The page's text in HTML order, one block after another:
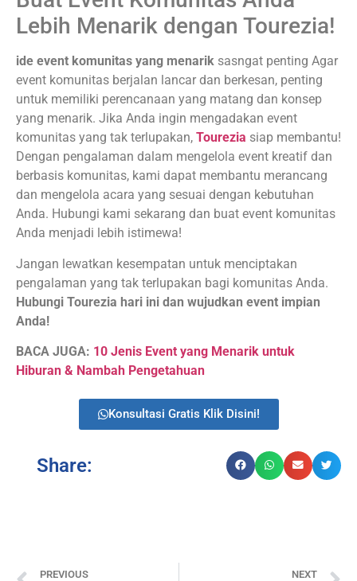
Lebih Menarik dengan Tourezia!
ide event komunitas yang menarik sasngat penting Agar
event komunitas berjalan lancar dan berkesan, penting
untuk memiliki perencanaan yang matang dan konsep
yang menarik. Jika Anda ingin mengadakan event
komunitas yang tak terlupakan, Tourezia siap membantu!
Dengan pengalaman dalam mengelola event kreatif dan
berbasis komunitas, kami dapat membantu merancang
dan mengelola acara yang sesuai dengan kebutuhan
Anda. Hubungi kami sekarang dan buat event komunitas
Anda menjadi lebih istimewa!
Jangan lewatkan kesempatan untuk menciptakan
pengalaman yang tak terlupakan bagi komunitas Anda.
Hubungi Tourezia hari ini dan wujudkan event impian
Anda!
BACA JUGA: 10 Jenis Event yang Menarik untuk
Hiburan & Nambah Pengetahuan
Konsultasi Gratis Klik Disini!
Share:
PREVIOUS NEXT